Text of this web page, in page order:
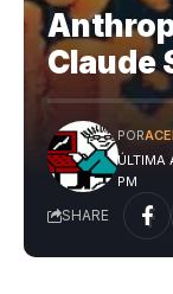
Claude
ÚLTIMA
PM
POR
SHARE